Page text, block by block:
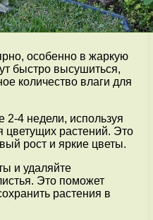
особенно в жаркую
быстро высушиться,
количество влаги для
2-4 недели, используя
цветущих растений. Это
рост и яркие цветы.
и удаляйте
Это поможет
растения в